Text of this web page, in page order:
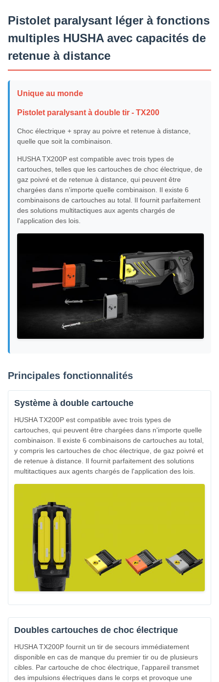
Pistolet paralysant léger à fonctions
multiples HUSHA avec capacités de
retenue à distance
Unique au monde
Pistolet paralysant à double tir - TX200
Choc électrique + spray au poivre et retenue à distance,
quelle que soit la combinaison.
HUSHA TX200P est compatible avec trois types de
cartouches, telles que les cartouches de choc électrique, de
gaz poivré et de retenue à distance, qui peuvent être
chargées dans n'importe quelle combinaison. Il existe 6
combinaisons de cartouches au total. Il fournit parfaitement
des solutions multitactiques aux agents chargés de
l'application des lois.
Principales fonctionnalités
Système à double cartouche
HUSHA TX200P est compatible avec trois types de
cartouches, qui peuvent être chargées dans n'importe quelle
combinaison. Il existe 6 combinaisons de cartouches au total,
y compris les cartouches de choc électrique, de gaz poivré et
de retenue à distance. Il fournit parfaitement des solutions
multitactiques aux agents chargés de l'application des lois.
Doubles cartouches de choc électrique
HUSHA TX200P fournit un tir de secours immédiatement
disponible en cas de manque du premier tir ou de plusieurs
cibles. Par cartouche de choc électrique, l'appareil transmet
des impulsions électriques dans le corps et provoque une